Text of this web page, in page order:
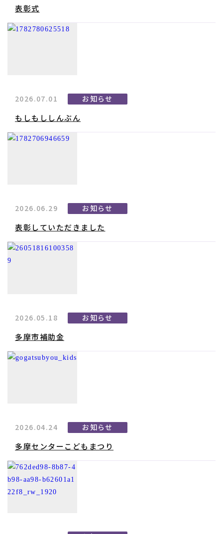
表彰式
2026.07.01 お知らせ
もしもししんぶん
2026.06.29 お知らせ
表彰していただきました
2026.05.18 お知らせ
多摩市補助金
2026.04.24 お知らせ
多摩センターこどもまつり